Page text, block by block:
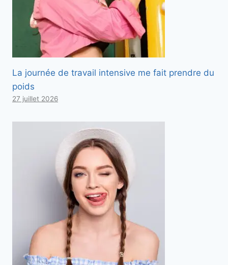
La journée de travail intensive me fait prendre du
poids
27 juillet 2026